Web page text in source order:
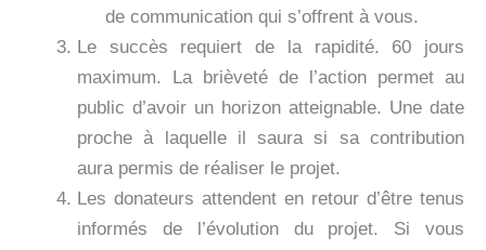
de communication qui s’offrent à vous.
Le succès requiert de la rapidité. 60 jours
maximum. La brièveté de l’action permet au
public d’avoir un horizon atteignable. Une date
proche à laquelle il saura si sa contribution
aura permis de réaliser le projet.
Les donateurs attendent en retour d’être tenus
informés de l’évolution du projet. Si vous